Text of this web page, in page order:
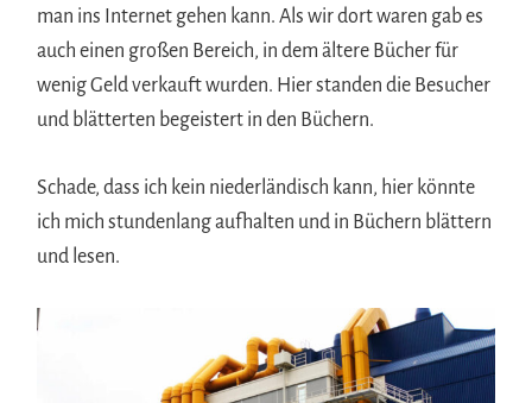
man ins Internet gehen kann. Als wir dort waren gab es
auch einen großen Bereich, in dem ältere Bücher für
wenig Geld verkauft wurden. Hier standen die Besucher
und blätterten begeistert in den Büchern.
Schade, dass ich kein niederländisch kann, hier könnte
ich mich stundenlang aufhalten und in Büchern blättern
und lesen.